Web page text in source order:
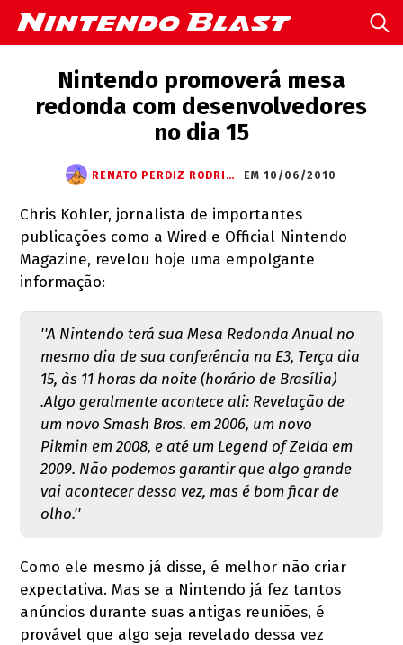
Nintendo promoverá mesa
redonda com desenvolvedores
no dia 15
RENATO PERDIZ RODRIGUES EM 10/06/2010
Chris Kohler, jornalista de importantes
publicações como a Wired e Official Nintendo
Magazine, revelou hoje uma empolgante
informação:
''A Nintendo terá sua Mesa Redonda Anual no
mesmo dia de sua conferência na E3, Terça dia
15, às 11 horas da noite (horário de Brasília)
.Algo geralmente acontece ali: Revelação de
um novo Smash Bros. em 2006, um novo
Pikmin em 2008, e até um Legend of Zelda em
2009. Não podemos garantir que algo grande
vai acontecer dessa vez, mas é bom ficar de
olho.''
Como ele mesmo já disse, é melhor não criar
expectativa. Mas se a Nintendo já fez tantos
anúncios durante suas antigas reuniões, é
provável que algo seja revelado dessa vez